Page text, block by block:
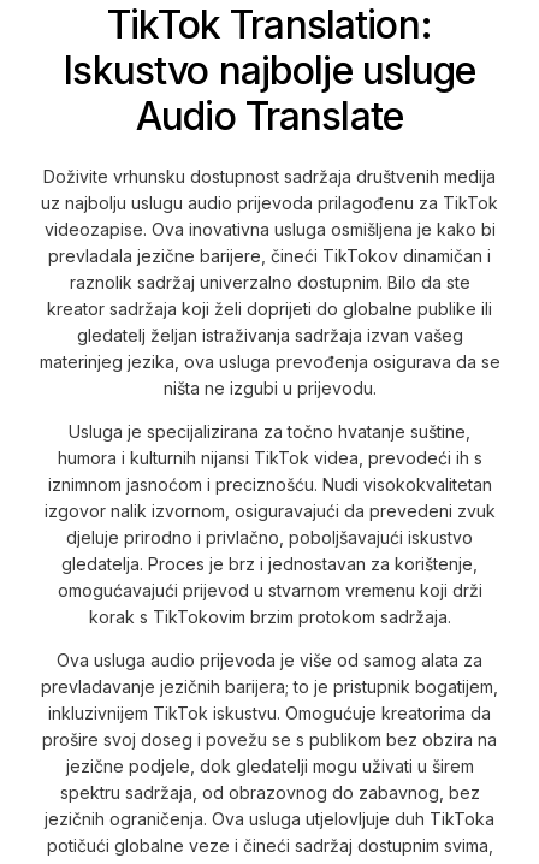
TikTok Translation:
Iskustvo najbolje usluge
Audio Translate
Doživite vrhunsku dostupnost sadržaja društvenih medija
uz najbolju uslugu audio prijevoda prilagođenu za TikTok
videozapise. Ova inovativna usluga osmišljena je kako bi
prevladala jezične barijere, čineći TikTokov dinamičan i
raznolik sadržaj univerzalno dostupnim. Bilo da ste
kreator sadržaja koji želi doprijeti do globalne publike ili
gledatelj željan istraživanja sadržaja izvan vašeg
materinjeg jezika, ova usluga prevođenja osigurava da se
ništa ne izgubi u prijevodu.
Usluga je specijalizirana za točno hvatanje suštine,
humora i kulturnih nijansi TikTok videa, prevodeći ih s
iznimnom jasnoćom i preciznošću. Nudi visokokvalitetan
izgovor nalik izvornom, osiguravajući da prevedeni zvuk
djeluje prirodno i privlačno, poboljšavajući iskustvo
gledatelja. Proces je brz i jednostavan za korištenje,
omogućavajući prijevod u stvarnom vremenu koji drži
korak s TikTokovim brzim protokom sadržaja.
Ova usluga audio prijevoda je više od samog alata za
prevladavanje jezičnih barijera; to je pristupnik bogatijem,
inkluzivnijem TikTok iskustvu. Omogućuje kreatorima da
prošire svoj doseg i povežu se s publikom bez obzira na
jezične podjele, dok gledatelji mogu uživati u širem
spektru sadržaja, od obrazovnog do zabavnog, bez
jezičnih ograničenja. Ova usluga utjelovljuje duh TikToka
potičući globalne veze i čineći sadržaj dostupnim svima,